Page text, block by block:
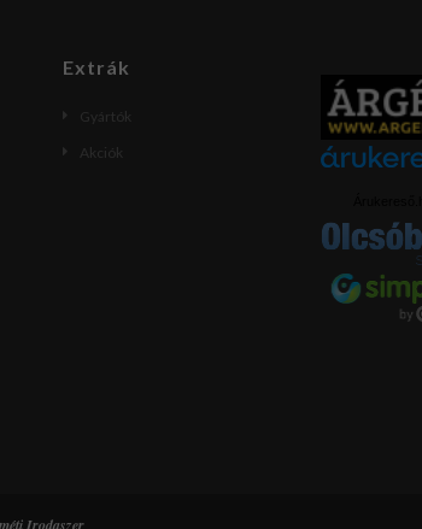
Extrák
Gyártók
Akciók
Irodaszer